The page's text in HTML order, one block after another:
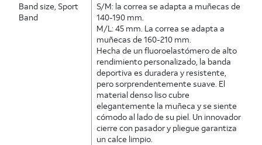
Band size, Sport
Band
S/M: la correa se adapta a muñecas de
140-190 mm.
M/L: 45 mm. La correa se adapta a
muñecas de 160-210 mm.
Hecha de un fluoroelastómero de alto
rendimiento personalizado, la banda
deportiva es duradera y resistente,
pero sorprendentemente suave. El
material denso liso cubre
elegantemente la muñeca y se siente
cómodo al lado de su piel. Un innovador
cierre con pasador y pliegue garantiza
un calce limpio.